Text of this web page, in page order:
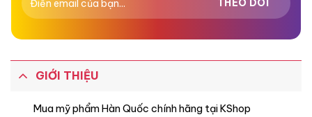
GIỚI THIỆU
Mua mỹ phẩm Hàn Quốc chính hãng tại KShop